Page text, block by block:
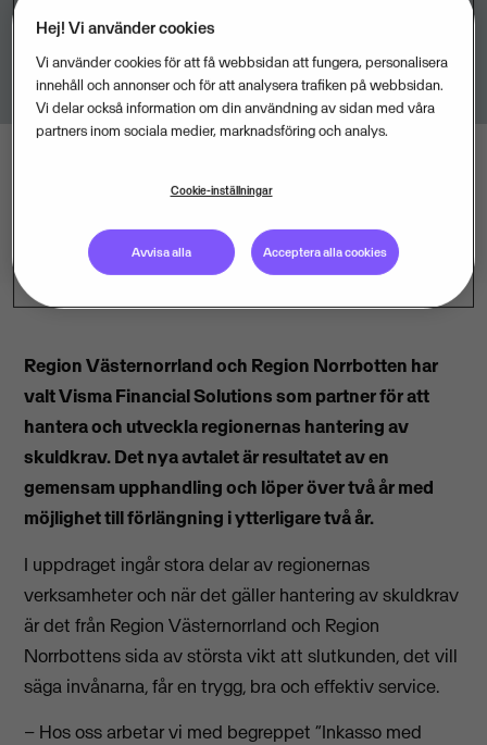
Region Västernorrland och Region Norrbotten har
valt Visma Financial Solutions som partner för att
hantera och utveckla regionernas hantering av
skuldkrav. Det nya avtalet är resultatet av en
gemensam upphandling och löper över två år med
möjlighet till förlängning i ytterligare två år.
I uppdraget ingår stora delar av regionernas
verksamheter och när det gäller hantering av skuldkrav
är det från Region Västernorrland och Region
Norrbottens sida av största vikt att slutkunden, det vill
säga invånarna, får en trygg, bra och effektiv service.
– Hos oss arbetar vi med begreppet “Inkasso med
Hej! Vi använder cookies
Vi använder cookies för att få webbsidan att fungera, personalisera
innehåll och annonser och för att analysera trafiken på webbsidan.
Vi delar också information om din användning av sidan med våra
partners inom sociala medier, marknadsföring och analys.
Cookie-inställningar
Avvisa alla Acceptera alla cookies